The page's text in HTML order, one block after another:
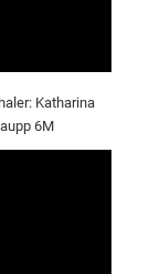
Katharina
6M